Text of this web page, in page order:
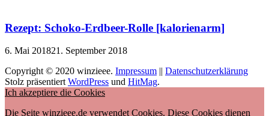
Rezept: Schoko-Erdbeer-Rolle [kalorienarm]
6. Mai 201821. September 2018
Copyright © 2020 winzieee. Impressum
Datenschutzerklärung
Stolz präsentiertWordPress und HitMag.
Ich akzeptiere die Cookies
Die Seite winzieee.de verwendet Cookies. Diese Cookies dienen